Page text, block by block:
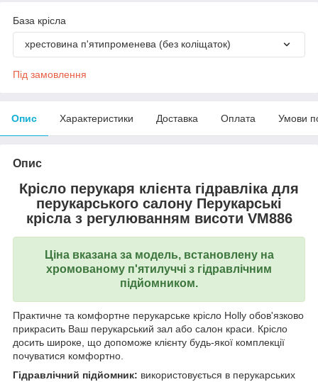
База крісла
хрестовина п'ятипроменева (без коліщаток)
Під замовлення
Опис Характеристики Доставка Оплата Умови
Опис
Крісло перукаря клієнта гідравліка для
перукарського салону Перукарські
крісла з регулюванням висоти VM886
Ціна вказана за модель, встановлену на
хромованому п'ятилуччі з гідравлічним
підйомником.
Практичне та комфортне перукарське крісло Holly обов'язково
прикрасить Ваш перукарський зал або салон краси. Крісло
досить широке, що допоможе клієнту будь-якої комплекції
почуватися комфортно.
Гідравлічний підйомник: використовується в перукарських